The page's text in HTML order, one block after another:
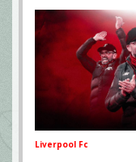
Liverpool Fc